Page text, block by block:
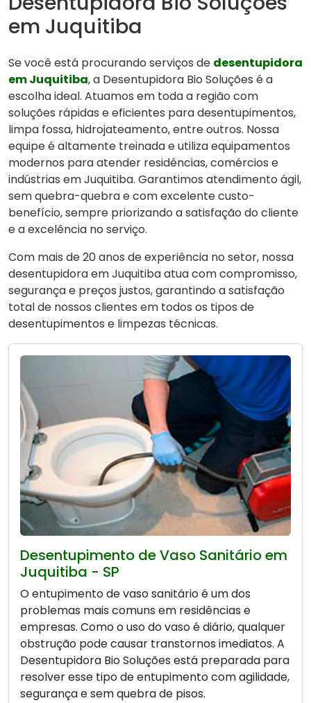
em Juquitiba
Se você está procurando serviços de desentupidora
em Juquitiba, a Desentupidora Bio Soluções é a
escolha ideal. Atuamos em toda a região com
soluções rápidas e eficientes para desentupimentos,
limpa fossa, hidrojateamento, entre outros. Nossa
equipe é altamente treinada e utiliza equipamentos
modernos para atender residências, comércios e
indústrias em Juquitiba. Garantimos atendimento ágil,
sem quebra-quebra e com excelente custo-
benefício, sempre priorizando a satisfação do cliente
e a excelência no serviço.
Com mais de 20 anos de experiência no setor, nossa
desentupidora em Juquitiba atua com compromisso,
segurança e preços justos, garantindo a satisfação
total de nossos clientes em todos os tipos de
desentupimentos e limpezas técnicas.
Desentupimento de Vaso Sanitário em
Juquitiba - SP
O entupimento de vaso sanitário é um dos
problemas mais comuns em residências e
empresas. Como o uso do vaso é diário, qualquer
obstrução pode causar transtornos imediatos. A
Desentupidora Bio Soluções está preparada para
resolver esse tipo de entupimento com agilidade,
segurança e sem quebra de pisos.